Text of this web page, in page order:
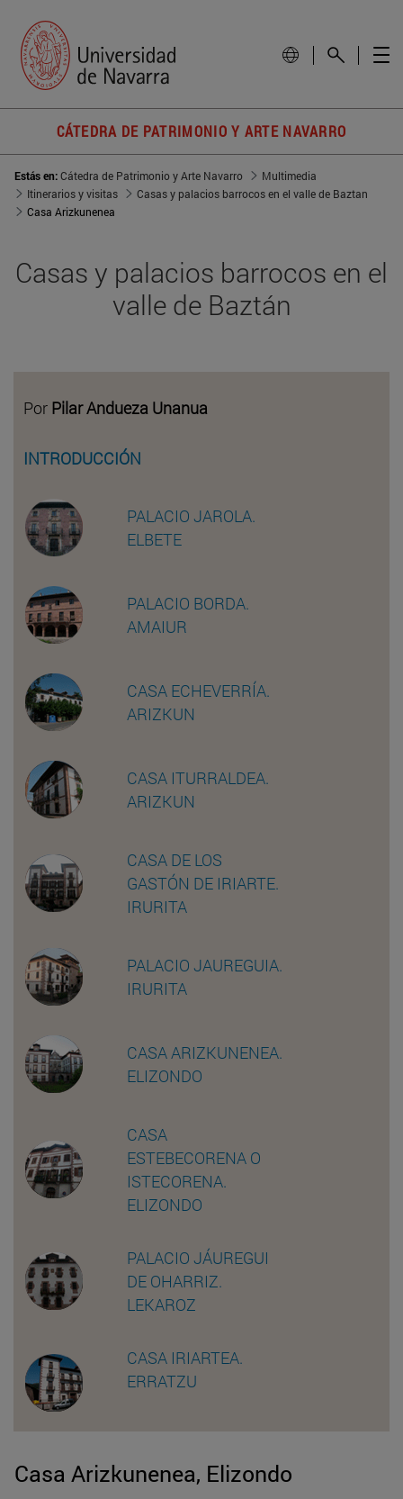
CÁTEDRA DE PATRIMONIO Y ARTE NAVARRO
Estás en:Cátedra de Patrimonio y Arte Navarro
Multimedia
Itinerarios y visitas
Casas y palacios barrocos en el valle de Baztan
Casa Arizkunenea
Casas y palacios barrocos en el
valle de Baztán
Por Pilar Andueza Unanua
INTRODUCCIÓN
PALACIO JAROLA.
ELBETE
PALACIO BORDA.
AMAIUR
CASA ECHEVERRÍA.
ARIZKUN
CASA ITURRALDEA.
ARIZKUN
CASA DE LOS
GASTÓN DE IRIARTE.
IRURITA
PALACIO JAUREGUIA.
IRURITA
CASA ARIZKUNENEA.
ELIZONDO
CASA
ESTEBECORENA O
ISTECORENA.
ELIZONDO
PALACIO JÁUREGUI
DE OHARRIZ.
LEKAROZ
CASA IRIARTEA.
ERRATZU
Casa Arizkunenea, Elizondo